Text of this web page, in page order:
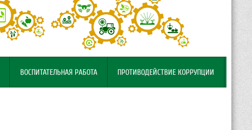
ВОСПИТАТЕЛЬНАЯ РАБОТА ПРОТИВОДЕЙСТВИЕ КОРРУПЦИИ